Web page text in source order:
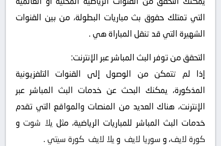
التي تمتلك حقوق بث مباريات البطولة، من بين القنوات
الشهيرة التي قد تنقل المباراة هي .
التحقق من توفر البث المباشر عبر الإنترنت:
إذا لم تتمكن من الوصول إلى القنوات التلفزيونية
المذكورة، يمكنك البحث عن خدمات البث المباشر عبر
الإنترنت، هناك العديد من المنصات والمواقع التي تقدم
خدمات البث المباشر للمباريات الرياضية، مثل يلا شوتو
كورة لايف، وسوريا لايف ويلا لايف كورة سيتي.